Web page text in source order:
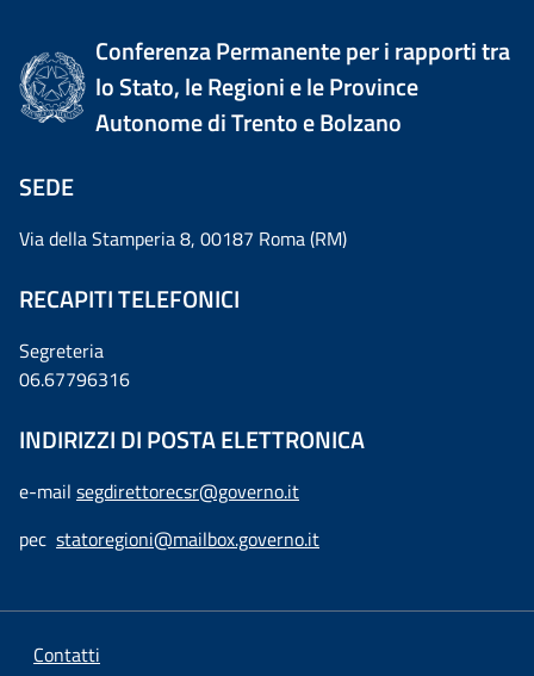
Conferenza Permanente per i rapporti tra
lo Stato, le Regioni e le Province
Autonome di Trento e Bolzano
SEDE
Via della Stamperia 8, 00187 Roma (RM)
RECAPITI TELEFONICI
Segreteria
06.67796316
INDIRIZZI DI POSTA ELETTRONICA
e-mail segdirettorecsr@governo.it
pec statoregioni@mailbox.governo.it
Contatti